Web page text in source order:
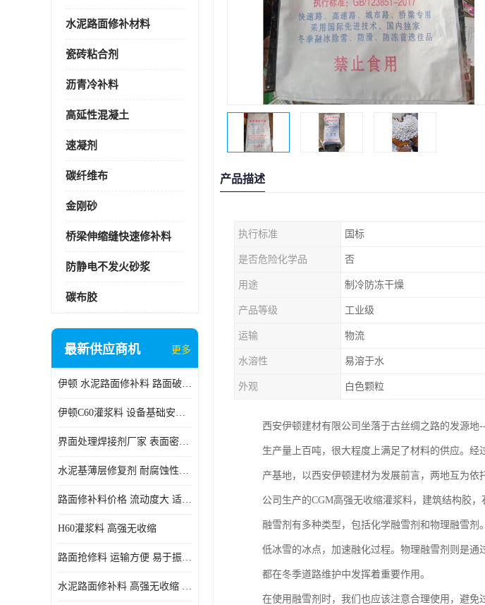
水泥路面修补材料
瓷砖粘合剂
沥青冷补料
高延性混凝土
速凝剂
碳纤维布
金刚砂
桥梁伸缩缝快速修补料
防静电不发火砂浆
碳布胶
最新供应商机 更多
伊顿 水泥路面修补料 路面破损起皮快速修补 2小时通车
伊顿C60灌浆料 设备基础安装 梁柱改造加固二次灌浆料
界面处理焊接剂厂家 表面密实 良好的流动性
水泥基薄层修复剂 耐腐蚀性好 适用范围广
路面修补料价格 流动度大 适用范围广
H60灌浆料 高强无收缩
路面抢修料 运输方便 易于振捣密实
水泥路面修补料 高强无收缩 施工和易性好 强度高 韧性好
产品描述
执行标准 国标
是否危险化学品 否
用途 制冷防冻干燥
产品等级 工业级
运输 物流
水溶性 易溶于水
外观 白色颗粒
西安伊顿建材有限公司坐落于古丝绸之路的发源
生产量上百吨，很大程度上满足了材料的供应。
产基地，以西安伊顿建材为发展前言，两地互为
公司生产的CGM高强无收缩灌浆料，建筑结构胶
融雪剂有多种类型，包括化学融雪剂和物理融雪
低冰雪的冰点，加速融化过程。物理融雪剂则是通
都在冬季道路维护中发挥着重要作用。
在使用融雪剂时，我们也应该注意合理使用，避